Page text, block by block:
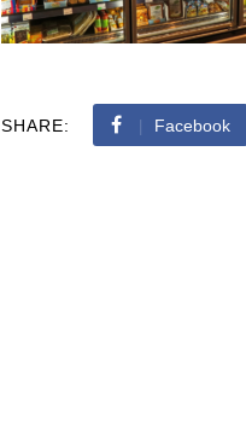
SHARE: Facebook